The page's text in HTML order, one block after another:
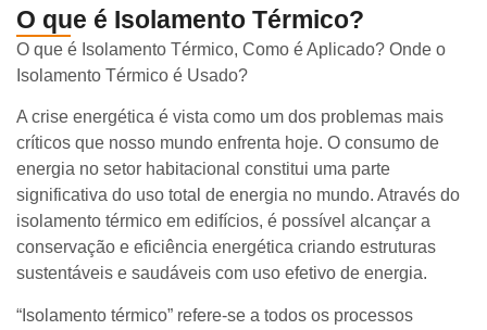
O que é Isolamento Térmico?
O que é Isolamento Térmico, Como é Aplicado? Onde o
Isolamento Térmico é Usado?
A crise energética é vista como um dos problemas mais
críticos que nosso mundo enfrenta hoje. O consumo de
energia no setor habitacional constitui uma parte
significativa do uso total de energia no mundo. Através do
isolamento térmico em edifícios, é possível alcançar a
conservação e eficiência energética criando estruturas
sustentáveis e saudáveis com uso efetivo de energia.
“Isolamento térmico” refere-se a todos os processos